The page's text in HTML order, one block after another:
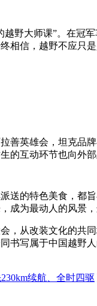
野大师课”。在冠
相信，越野不应只
善英雄会，坦克品
的互动环节也向外部
送的特色美食，都
为最动人的风景
，从改装文化的共
书写属于中国越野人
续航、全时四驱